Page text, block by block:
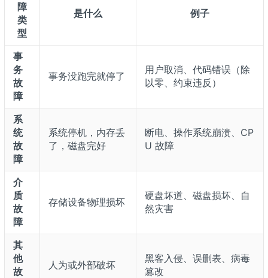
障
类
型
是什么 例子
事
务
故
障
事务没跑完就停了
用户取消、代码错误（除
以零、约束违反）
系
统
故
障
系统停机，内存丢
了，磁盘完好
断电、操作系统崩溃、CP
U 故障
介
质
故
障
存储设备物理损坏
硬盘坏道、磁盘损坏、自
然灾害
其
他
故
人为或外部破坏
黑客入侵、误删表、病毒
篡改